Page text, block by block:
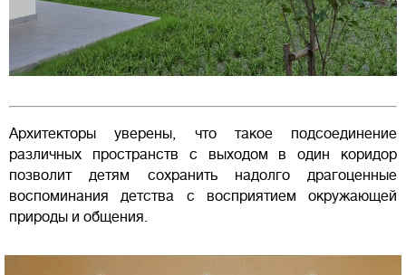
Архитекторы уверены, что такое подсоединение
различных пространств с выходом в один коридор
позволит детям сохранить надолго драгоценные
воспоминания детства с восприятием окружающей
природы и общения.